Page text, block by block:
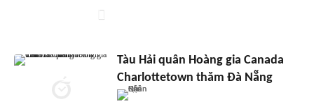
Tàu Hải quân Hoàng gia Canada
Charlottetown thăm Đà Nẵng